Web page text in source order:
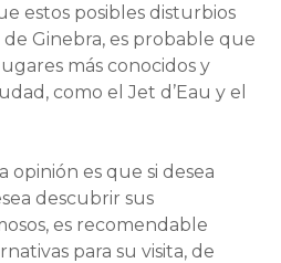
estos posibles disturbios
Ginebra, es probable que
más conocidos y
como el Jet d’Eau y el
opinión es que si desea
descubrir sus
es recomendable
para su visita, de